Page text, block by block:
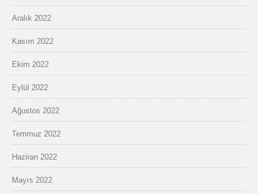
Aralık 2022
Kasım 2022
Ekim 2022
Eylül 2022
Ağustos 2022
Temmuz 2022
Haziran 2022
Mayıs 2022